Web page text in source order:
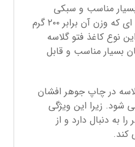
مناسب و سبکی
برخوردار می باشد. به گونه ای که وزن آن برابر ۲۰۰ گرم
نوع کاغذ فتو گلاسه
بسیار مناسب و قابل
در چاپ جوهر افشان
شود. زیرا این ویژگی
دنبال دارد و از
کند.